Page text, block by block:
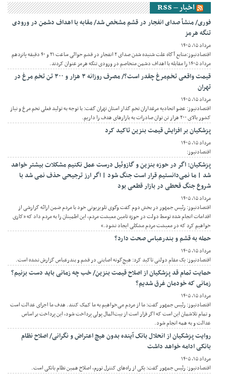
اخبار – RSS
فوری/ منشأ صدای انفجار در قشم مشخص شد/ مقابه با اهداف دشمن در ورودی
تنگه هرمز
مرداد ۱۵, ۱۴۰۵
اقتصادنیوز:منابع آگاه علت شنیده شدن صدای ۲ انفجار در قشم حوالی ساعت ۲۱ و ۴۰ دقیقه پانزدهم
مرداد ۱۴۰۵ را مقابله با اهداف دشمن متخاصم در ورودی تنگه هرمز عنوان کردند.
قیمت واقعی تخم‌مرغ چقدر است؟/ مصرف روزانه ۳ هزار و ۳۰۰ تن تخم مرغ در
تهران
مرداد ۱۵, ۱۴۰۵
اقتصادنیوز: عضو اتحادیه مرغداران تخم گذار استان تهران گفت: با توجه به تولید فعلی تخم مرغ و نیاز
کشور بالای ۲۰۰ هزار تن توان صادرات به بازارهای هدف را داریم.
پزشکیان بر افزایش قیمت بنزین تاکید کرد
مرداد ۱۵, ۱۴۰۵
اقتصادنیوز:
پزشکیان: اگر در حوزه بنزین و گازوئیل درست عمل نکنیم مشکلات بیشتر خواهد
شد | ما نمی‌دانستیم قرار است جنگ شود | اگر ارز ترجیحی حذف نمی شد با
شروع جنگ قحطی در بازار قطعی بود
مرداد ۱۵, ۱۴۰۵
اقتصادنیوز: رئیس جمهور در بخش دوم گفت وگوی تلویزیونی خود با مردم ضمن ارائه گزارشی از
اقدامات انجام شده توسط دولت در حوزه تامین معیشت مردم، این اطمینان را به مردم داد که «کاری
خواهیم کرد که در معیشت مردم مشکلی ایجاد نشود.»
حمله به قشم و بندرعباس صحت دارد؟
مرداد ۱۵, ۱۴۰۵
اقتصادنیوز: یک مقام دولتی تاکید کرد: هیچ‌گونه اصابتی در قشم و بندرعباس گزارش نشده است.
حمایت تمام قد پزشکیان از اصلاح قیمت بنزین/ خب چه زمانی باید دست بزنیم؟
زمانی که خودمان غرق شدیم؟
مرداد ۱۵, ۱۴۰۵
اقتصادنیوز: رئیس جمهور گفت: ما از مردم می‌خواهیم به ما کمک کنند. هدف ما اجرای عدالت است
و تمام تلاشمان این است که اگر قرار است از بیت‌المال پولی پرداخت شود، این پرداخت بر اساس
عدالت و به همه انجام شود.
روایت پزشکیان از انحلال بانک آینده بدون هیچ اعتراض و نگرانی/ اصلاح نظام
بانکی ادامه خواهد داشت
مرداد ۱۵, ۱۴۰۵
اقتصادنیوز: رئیس جمهور گفت: یکی از راه‌های کنترل تورم، اصلاح همین نظام بانکی است.